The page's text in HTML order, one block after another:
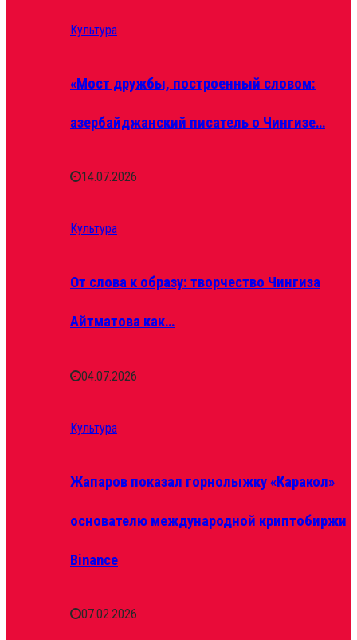
Культура
«Мост дружбы, построенный словом:
азербайджанский писатель о Чингизе…
14.07.2026
Культура
От слова к образу: творчество Чингиза
Айтматова как…
04.07.2026
Культура
Жапаров показал горнолыжку «Каракол»
основателю международной криптобиржи
Binance
07.02.2026